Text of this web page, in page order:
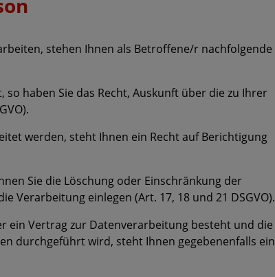
stehen Ihnen als Betroffene/r nachfolgende
haben Sie das Recht, Auskunft über die zu Ihrer
werden, steht Ihnen ein Recht auf Berichtigung
Sie die Löschung oder Einschränkung der
Verarbeitung einlegen (Art. 17, 18 und 21 DSGVO).
ein Vertrag zur Datenverarbeitung besteht und die
durchgeführt wird, steht Ihnen gegebenenfalls ein